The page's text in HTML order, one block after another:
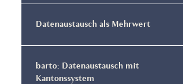
Datenaustausch als Mehrwert
barto: Datenaustausch mit
Kantonssystem